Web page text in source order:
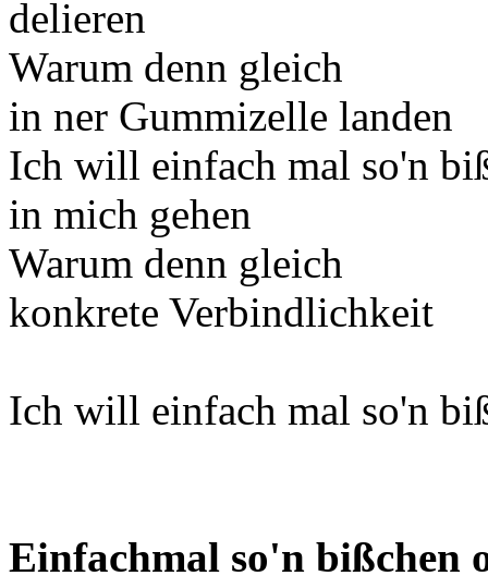
delieren
Warum denn gleich
in ner Gummizelle landen
Ich will einfach mal so'n
in mich gehen
Warum denn gleich
konkrete Verbindlichkeit
Ich will einfach mal so'n
Einfachmal so'n bißchen